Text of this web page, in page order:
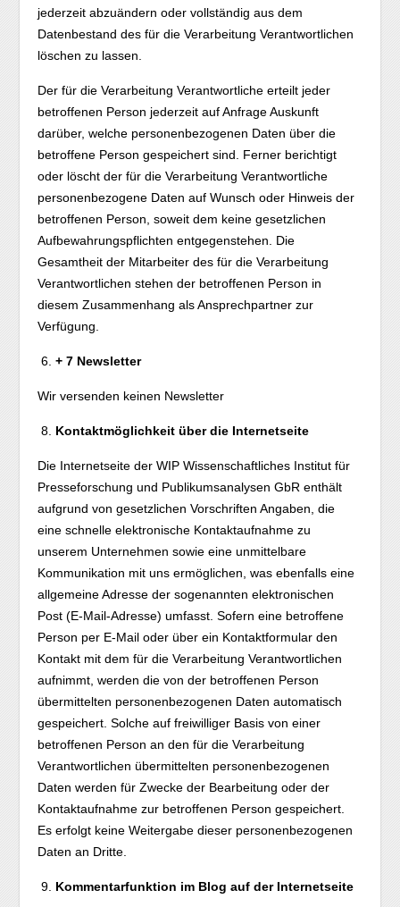
jederzeit abzuändern oder vollständig aus dem
Datenbestand des für die Verarbeitung Verantwortlichen
löschen zu lassen.
Der für die Verarbeitung Verantwortliche erteilt jeder
betroffenen Person jederzeit auf Anfrage Auskunft
darüber, welche personenbezogenen Daten über die
betroffene Person gespeichert sind. Ferner berichtigt
oder löscht der für die Verarbeitung Verantwortliche
personenbezogene Daten auf Wunsch oder Hinweis der
betroffenen Person, soweit dem keine gesetzlichen
Aufbewahrungspflichten entgegenstehen. Die
Gesamtheit der Mitarbeiter des für die Verarbeitung
Verantwortlichen stehen der betroffenen Person in
diesem Zusammenhang als Ansprechpartner zur
Verfügung.
+ 7 Newsletter
Wir versenden keinen Newsletter
Kontaktmöglichkeit über die Internetseite
Die Internetseite der WIP Wissenschaftliches Institut für
Presseforschung und Publikumsanalysen GbR enthält
aufgrund von gesetzlichen Vorschriften Angaben, die
eine schnelle elektronische Kontaktaufnahme zu
unserem Unternehmen sowie eine unmittelbare
Kommunikation mit uns ermöglichen, was ebenfalls eine
allgemeine Adresse der sogenannten elektronischen
Post (E-Mail-Adresse) umfasst. Sofern eine betroffene
Person per E-Mail oder über ein Kontaktformular den
Kontakt mit dem für die Verarbeitung Verantwortlichen
aufnimmt, werden die von der betroffenen Person
übermittelten personenbezogenen Daten automatisch
gespeichert. Solche auf freiwilliger Basis von einer
betroffenen Person an den für die Verarbeitung
Verantwortlichen übermittelten personenbezogenen
Daten werden für Zwecke der Bearbeitung oder der
Kontaktaufnahme zur betroffenen Person gespeichert.
Es erfolgt keine Weitergabe dieser personenbezogenen
Daten an Dritte.
Kommentarfunktion im Blog auf der Internetseite